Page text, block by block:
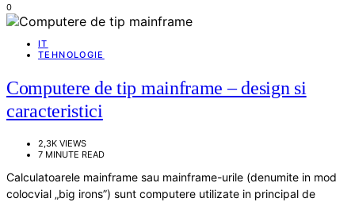
0
IT
TEHNOLOGIE
Computere de tip mainframe – design si
caracteristici
2,3K VIEWS
7 MINUTE READ
Calculatoarele mainframe sau mainframe-urile (denumite in mod
colocvial „big irons”) sunt computere utilizate in principal de